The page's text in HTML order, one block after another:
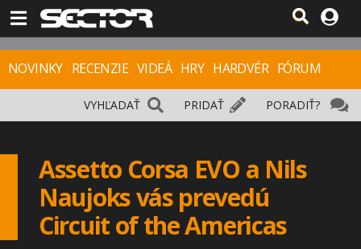
NOVINKY RECENZIE VIDEÁ HRY HARDVÉR FÓRUM
PORADIŤ?
PRIDAŤ
VYHĽADAŤ
Assetto Corsa EVO a Nils
Naujoks vás prevedú
Circuit of the Americas